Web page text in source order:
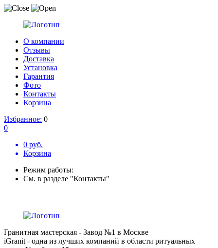
О компании
Отзывы
Доставка
Установка
Гарантия
Фото
Контакты
Корзина
Избранное: 0
0
0 руб.
Корзина
Режим работы:
См. в разделе "Контакты"
Гранитная мастерская - Завод №1 в Москве
iGranit - одна из лучших компаний в области ритуальных